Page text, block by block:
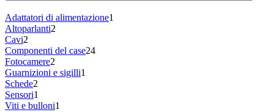
Adattatori di alimentazione1
Altoparlanti2
Cavi2
Componenti del case24
Fotocamere2
Guarnizioni e sigilli1
Schede2
Sensori1
Viti e bulloni1